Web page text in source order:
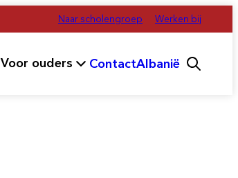
Naar scholengroep Werken bij
Voor ouders ContactAlbanië